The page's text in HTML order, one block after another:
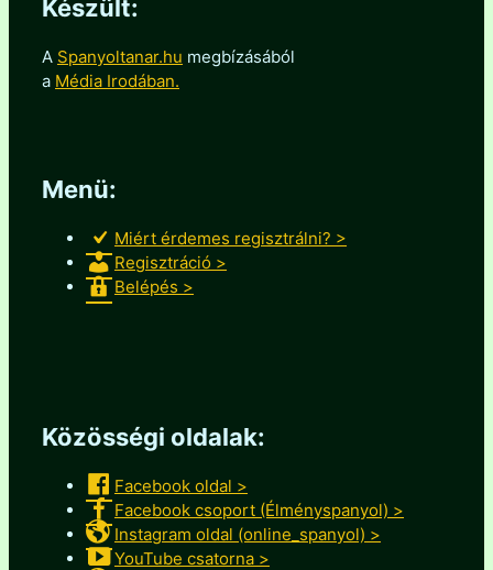
Készült:
A Spanyoltanar.hu megbízásából
a Média Irodában.
Menü:
Miért érdemes regisztrálni? >
Regisztráció >
Belépés >
Közösségi oldalak:
Facebook oldal >
Facebook csoport (Élményspanyol) >
Instagram oldal (online_spanyol) >
YouTube csatorna >